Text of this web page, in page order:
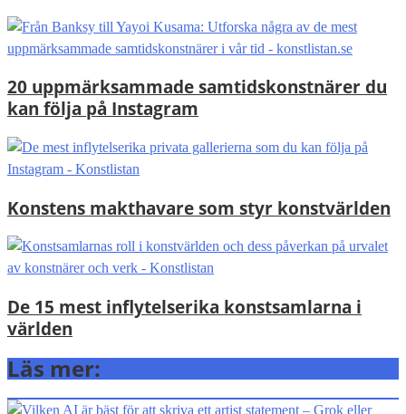
20 uppmärksammade samtidskonstnärer du
kan följa på Instagram
Konstens makthavare som styr konstvärlden
De 15 mest inflytelserika konstsamlarna i
världen
Läs mer: